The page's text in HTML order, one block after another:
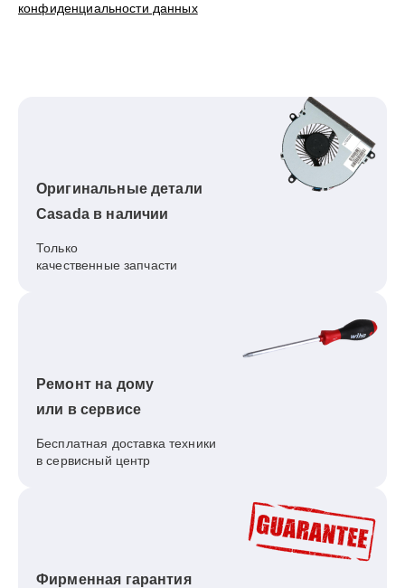
конфиденциальности данных
Оригинальные детали
Casada в наличии
Только
качественные запчасти
Ремонт на дому
или в сервисе
Бесплатная доставка техники
в сервисный центр
Фирменная гарантия